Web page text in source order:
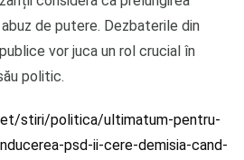
de putere. Dezbaterile din
vor juca un rol crucial în
politic.
stiri/politica/ultimatum-pentru-
psd-ii-cere-demisia-cand-